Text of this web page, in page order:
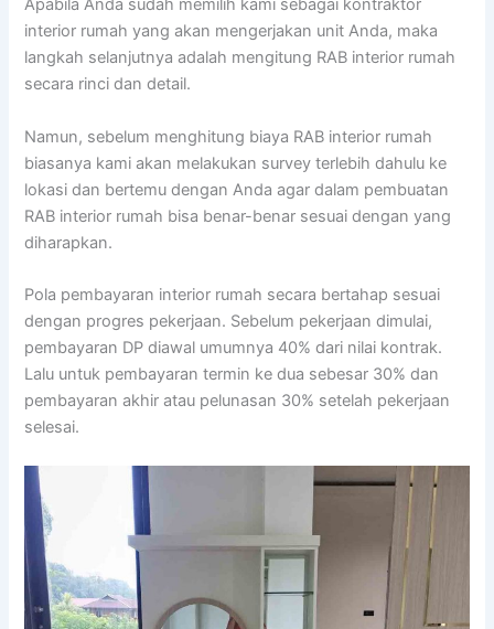
Apabila Anda sudah memilih kami sebagai kontraktor
interior rumah yang akan mengerjakan unit Anda, maka
langkah selanjutnya adalah mengitung RAB interior rumah
secara rinci dan detail.
Namun, sebelum menghitung biaya RAB interior rumah
biasanya kami akan melakukan survey terlebih dahulu ke
lokasi dan bertemu dengan Anda agar dalam pembuatan
RAB interior rumah bisa benar-benar sesuai dengan yang
diharapkan.
Pola pembayaran interior rumah secara bertahap sesuai
dengan progres pekerjaan. Sebelum pekerjaan dimulai,
pembayaran DP diawal umumnya 40% dari nilai kontrak.
Lalu untuk pembayaran termin ke dua sebesar 30% dan
pembayaran akhir atau pelunasan 30% setelah pekerjaan
selesai.